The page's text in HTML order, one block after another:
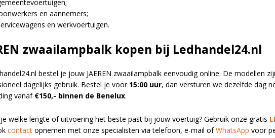
en aannemers;
en werkvoertuigen.
zwaailampbalk kopen bij Ledhandel24.nl
bestel je jouw JAEREN zwaailampbalk eenvoudig online. De modellen
dagelijks gebruik. Bestel je voor 15:00 uur, dan versturen we dezelfde dag
vanaf €150,- binnen de Benelux.
welke lengte of uitvoering het beste past bij jouw voertuig? Gebruik onze gratis
contact opnemen met onze specialisten via telefoon, e-mail ofWhatsApp voor